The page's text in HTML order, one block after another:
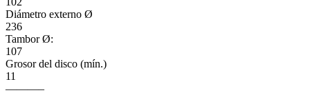
Diámetro externo Ø
236
Tambor Ø:
107
Grosor del disco (mín.)
11
———–